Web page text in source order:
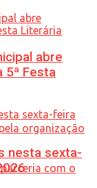
abre
5ª Festa
nesta sexta-